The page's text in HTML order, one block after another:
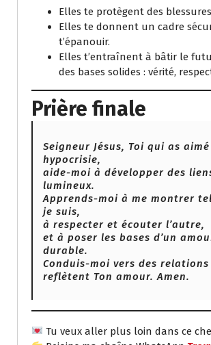
Elles te protègent des
Elles te donnent un cadre
t’épanouir.
Elles t’entraînent à bâtir le
des bases solides : vérité,
Prière finale
Seigneur Jésus, Toi qui as
hypocrisie,
aide-moi à développer des
lumineux.
Apprends-moi à me montrer
je suis,
à respecter et écouter l’autre,
et à poser les bases d’un
durable.
Conduis-moi vers des
reflètent Ton amour. Amen.
Tu veux aller plus loin dans ce